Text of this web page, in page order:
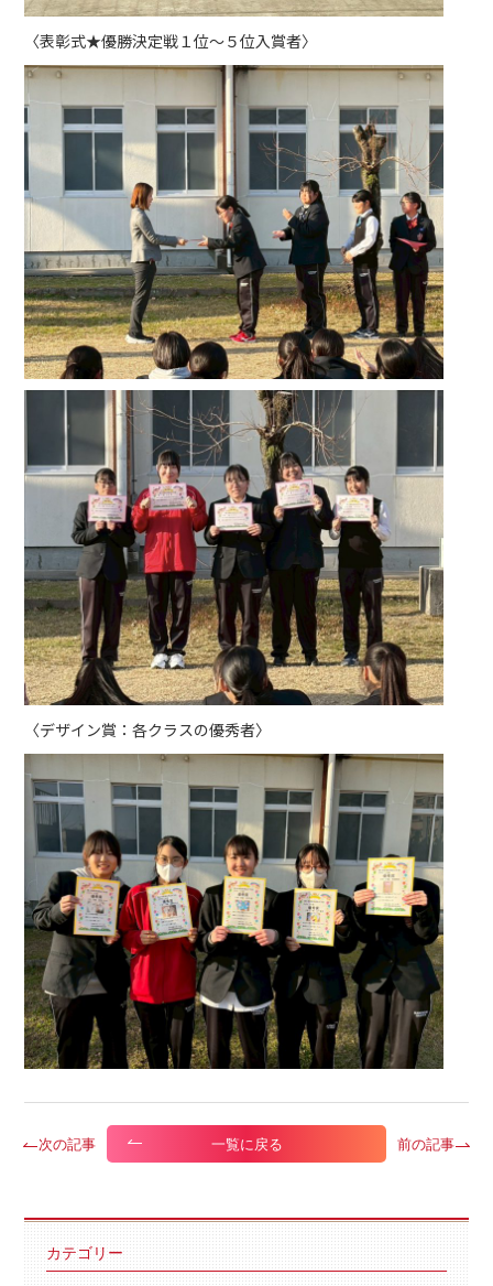
〈表彰式★優勝決定戦１位～５位入賞者〉
〈デザイン賞：各クラスの優秀者〉
次の記事 一覧に戻る 前の記事
カテゴリー